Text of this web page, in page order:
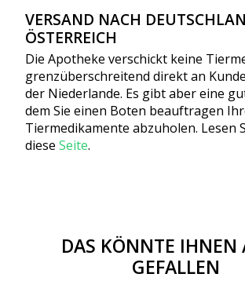
VERSAND NACH
ÖSTERREICH
Die Apotheke verschickt keine
grenzüberschreitend direkt an
der Niederlande. Es gibt aber eine
dem Sie einen Boten beauftragen
Tiermedikamente abzuholen. Lesen
diese Seite.
DAS KÖNNTE IHNEN
GEFALLEN